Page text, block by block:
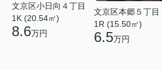
文京区小日向４丁目
1K (20.54㎡)
8.6万円
文京区本郷５丁目
1R (15.50㎡)
6.5万円